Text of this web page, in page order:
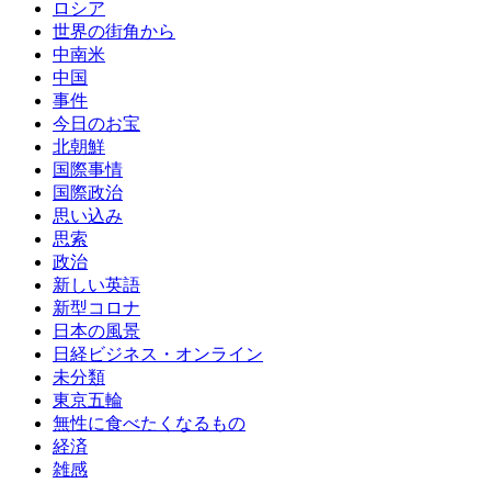
ロシア
世界の街角から
中南米
中国
事件
今日のお宝
北朝鮮
国際事情
国際政治
思い込み
思索
政治
新しい英語
新型コロナ
日本の風景
日経ビジネス・オンライン
未分類
東京五輪
無性に食べたくなるもの
経済
雑感